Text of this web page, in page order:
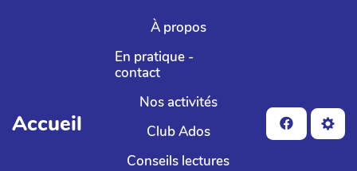
Aller au contenu principal
Accueil
À propos
En pratique -
contact
Nos activités
Club Ados
Conseils lectures